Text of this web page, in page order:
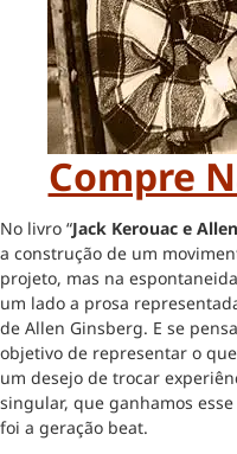
Compre
No livro “Jack Kerouac e
a construção de um
projeto, mas na
um lado a prosa
de Allen Ginsberg. E se
objetivo de representar o
um desejo de trocar
singular, que ganhamos
foi a geração beat.